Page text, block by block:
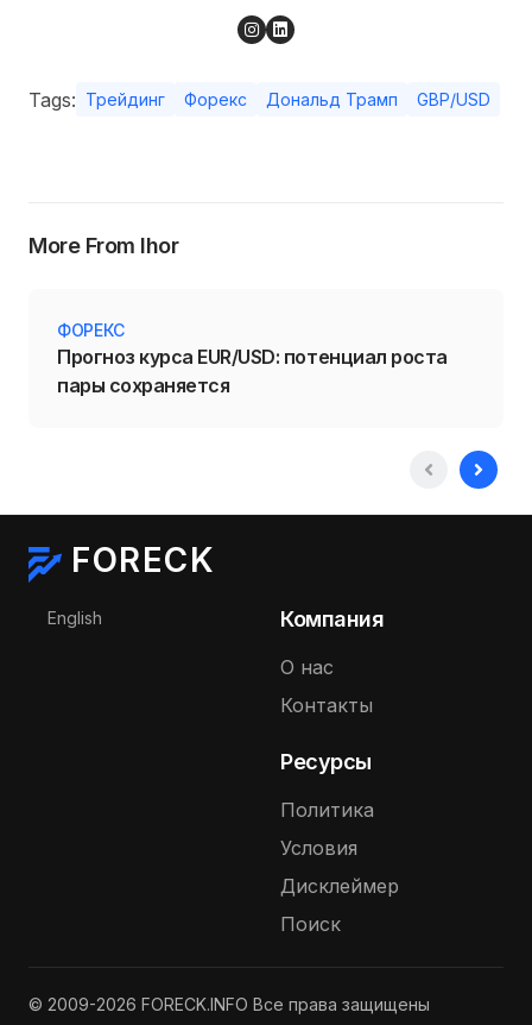
Tags: Трейдинг Форекс Дональд Трамп GBP/USD
More From Ihor
ФОРЕКС
Прогноз курса EUR/USD: потенциал роста
пары сохраняется
FORECK
Выберите язык
English Компания
О нас
Контакты
Ресурсы
Политика
Условия
Дисклеймер
Поиск
© 2009-2026 FORECK.INFO Все права защищены